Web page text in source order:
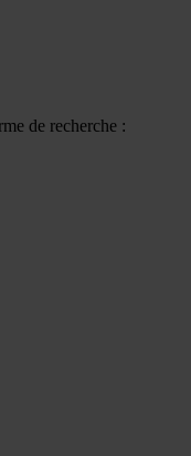
de recherche :